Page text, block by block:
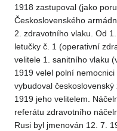
1918 zastupoval (jako
Československého
2. zdravotního vlaku. Od
letučky č. 1 (operativní
velitele 1. sanitního vlaku
1919 velel polní
vybudoval československý
1919 jeho velitelem.
referátu zdravotního
Rusi byl jmenován 12. 7.